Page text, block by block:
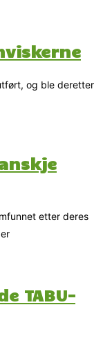
og ble deretter
etter deres
TABU-